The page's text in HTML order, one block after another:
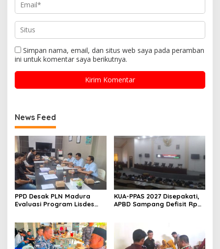
Simpan nama, email, dan situs web saya pada peramban
ini untuk komentar saya berikutnya.
News Feed
PPD Desak PLN Madura
Evaluasi Program Lisdes
KUA-PPAS 2027 Disepakati,
APBD Sampang Defisit Rp